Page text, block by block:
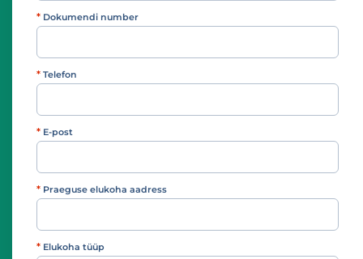
* Dokumendi number
* Telefon
* E-post
* Praeguse elukoha aadress
* Elukoha tüüp